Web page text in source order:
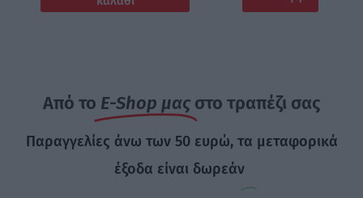
Από το E-Shop μας στο τραπέζι σας
Παραγγελίες άνω των 50 ευρώ, τα μεταφορικά
έξοδα είναι δωρεάν